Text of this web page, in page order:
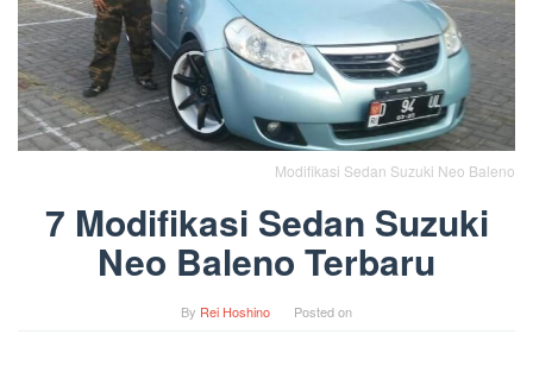
Modifikasi Sedan Suzuki Neo Baleno
7 Modifikasi Sedan Suzuki
Neo Baleno Terbaru
By Rei Hoshino Posted on